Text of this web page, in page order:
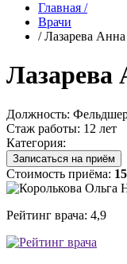
Главная /
Врачи
/ Лазарева
Лазарева
Должность:
Стаж работы: 12 лет
Категория:
Записаться на приём
Стоимость приёма:
Рейтинг врача: 4,9